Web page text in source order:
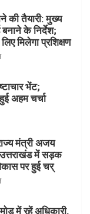
की तैयारी: मुख्य
के निर्देश;
मिलेगा प्रशिक्षण
भेंट;
अहम चर्चा
मंत्री अजय
में सड़क
पर हुई चर्
में रहें अधिकारी,